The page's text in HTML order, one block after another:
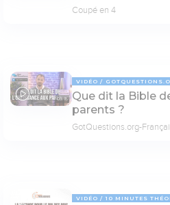
Coupé en 4
03:15
VIDÉO
Que dit la Bible
parents ?
GotQuestions.org-
VIDÉO 10 MINUTES